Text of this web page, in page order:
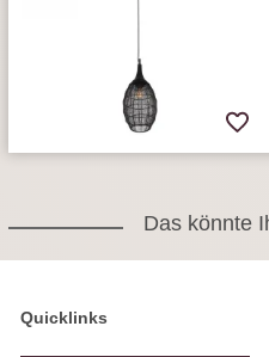
Das könnte
Quicklinks